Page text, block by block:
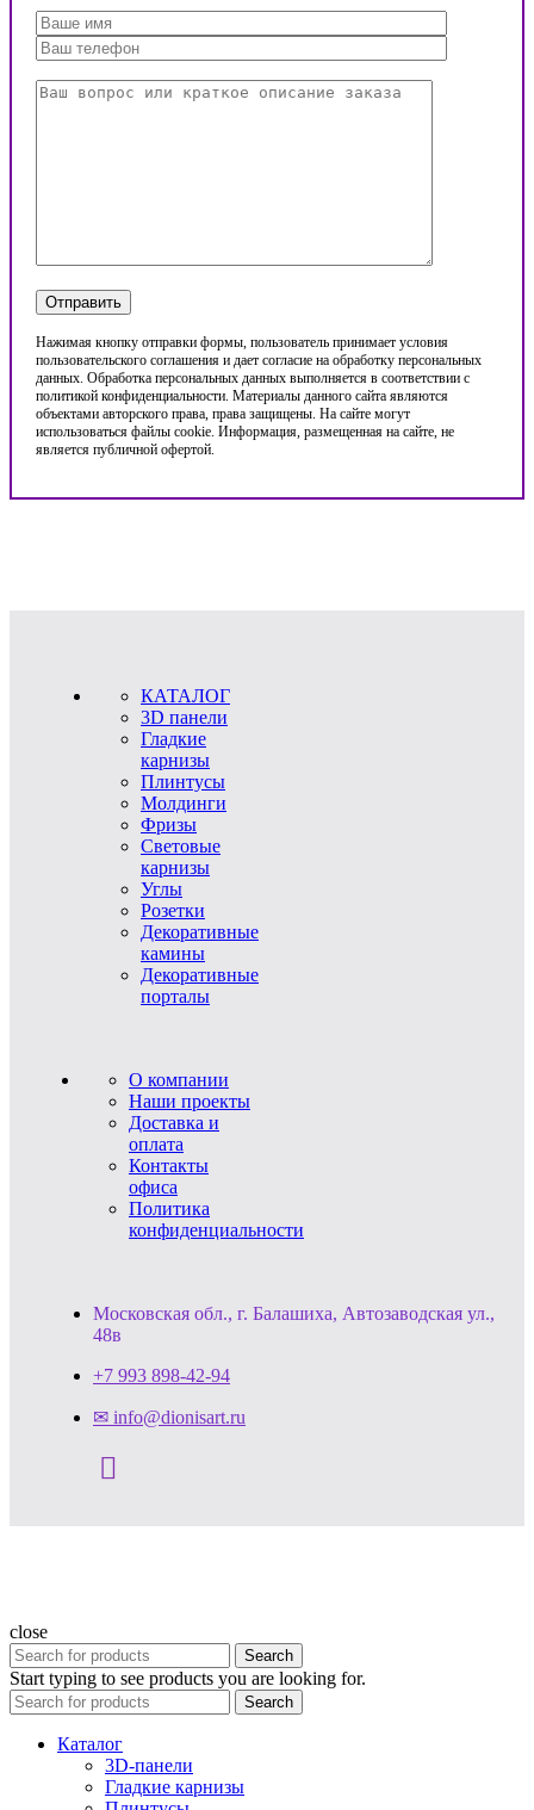
Нажимая кнопку отправки формы, пользователь принимает условия
пользовательского соглашения и дает согласие на обработку персональных
данных. Обработка персональных данных выполняется в соответствии с
политикой конфиденциальности. Материалы данного сайта являются
объектами авторского права, права защищены. На сайте могут
использоваться файлы cookie. Информация, размещенная на сайте, не
является публичной офертой.
КАТАЛОГ
3D панели
Гладкие
карнизы
Плинтусы
Молдинги
Фризы
Световые
карнизы
Углы
Розетки
Декоративные
камины
Декоративные
порталы
О компании
Наши проекты
Доставка и
оплата
Контакты
офиса
Политика
конфиденциальности
Московская обл., г. Балашиха, Автозаводская ул.,
48в
+7 993 898-42-94
✉ info@dionisart.ru
close
Search
Start typing to see products you are looking for.
Search
Каталог
3D-панели
Гладкие карнизы